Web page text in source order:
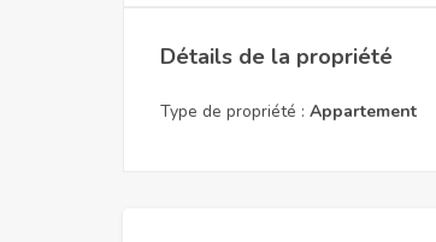
Détails de la propriété
Type de propriété : Appartement